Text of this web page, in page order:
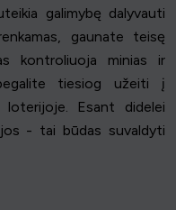
galimybę dalyvauti
gaunate teisę
kontroliuoja minias ir
tiesiog užeiti į
Esant didelei
- tai būdas suvaldyti